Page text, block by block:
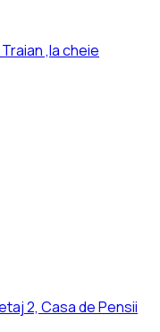
,la cheie
2, Casa de Pensii